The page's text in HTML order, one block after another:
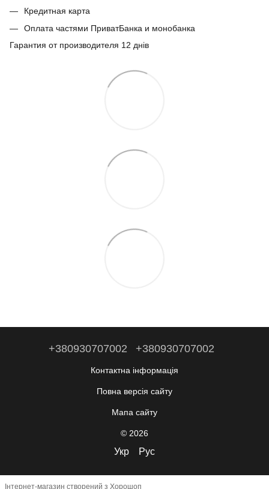
Кредитная карта
Оплата частями ПриватБанка и монобанка
Гарантия от производителя 12 днів
+380930707002 +380930707002
Контактна інформація
Повна версія сайту
Мапа сайту
© 2026
Укр Рус
Інтернет-магазин створений з Хорошоп